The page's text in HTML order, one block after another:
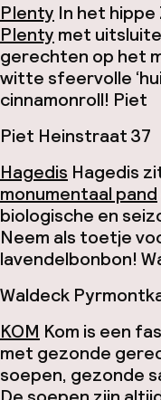
Plenty In het
Plenty met
gerechten op het
witte sfeervolle
cinnamonroll! Piet
Piet Heinstraat 37
Hagedis Hagedis
monumentaal pand
biologische en
Neem als toetje
lavendelbonbon!
Waldeck
KOM Kom is een
met gezonde
soepen, gezonde